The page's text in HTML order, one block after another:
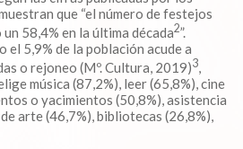
que “el número de festejos
58,4% en la última década2”.
el 5,9% de la población acude a
o rejoneo (Mº. Cultura, 2019)3,
música (87,2%), leer (65,8%), cine
o yacimientos (50,8%), asistencia
arte (46,7%), bibliotecas (26,8%),